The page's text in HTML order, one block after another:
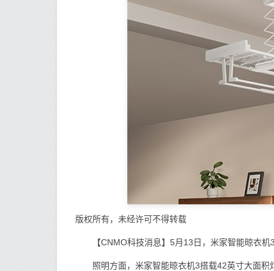
版权所有，未经许可不得转载
【CNMO科技消息】5月13日，米家智能晾衣机
照明方面，米家智能晾衣机3搭载42英寸大面积